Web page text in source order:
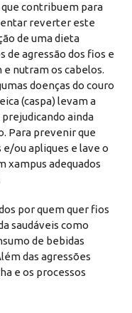
contribuem para
reverter este
de uma dieta
de agressão dos fios e
nutram os cabelos.
doenças do couro
(caspa) levam a
ainda
Para prevenir que
ou apliques e lave o
xampus adequados
por quem quer fios
saudáveis como
de bebidas
das agressões
e os processos